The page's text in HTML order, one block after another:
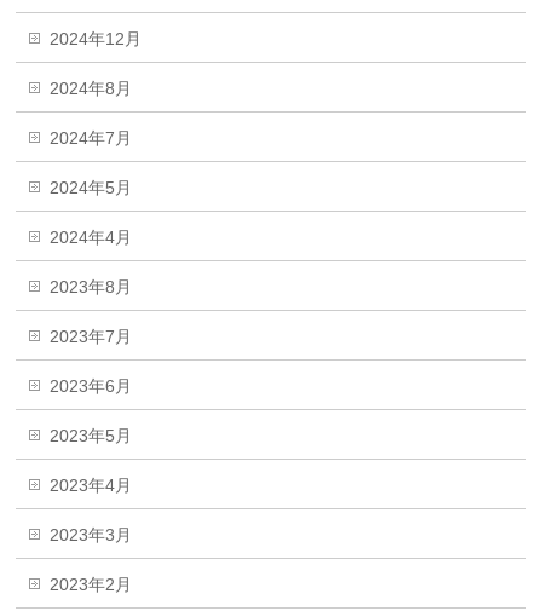
2024年12月
2024年8月
2024年7月
2024年5月
2024年4月
2023年8月
2023年7月
2023年6月
2023年5月
2023年4月
2023年3月
2023年2月